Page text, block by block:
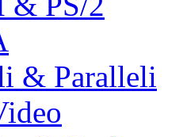
& Paralleli